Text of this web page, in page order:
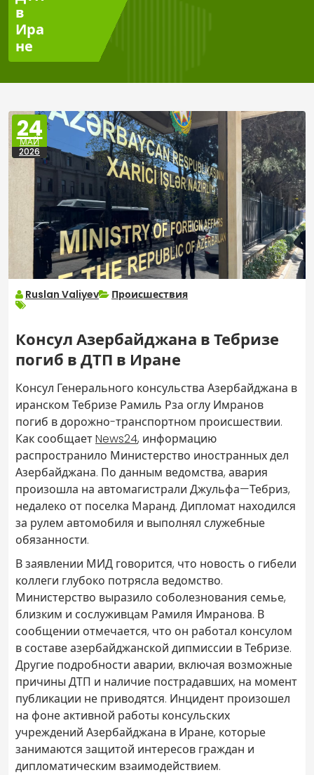
в
Ира
не
24
МАЙ
2026
Ruslan Valiyev Происшествия
Консул Азербайджана в Тебризе
погиб в ДТП в Иране
Консул Генерального консульства Азербайджана в
иранском Тебризе Рамиль Рза оглу Имранов
погиб в дорожно-транспортном происшествии.
Как сообщаетNews24, информацию
распространило Министерство иностранных дел
Азербайджана. По данным ведомства, авария
произошла на автомагистрали Джульфа—Тебриз,
недалеко от поселка Маранд. Дипломат находился
за рулем автомобиля и выполнял служебные
обязанности.
В заявлении МИД говорится, что новость о гибели
коллеги глубоко потрясла ведомство.
Министерство выразило соболезнования семье,
близким и сослуживцам Рамиля Имранова. В
сообщении отмечается, что он работал консулом
в составе азербайджанской дипмиссии в Тебризе.
Другие подробности аварии, включая возможные
причины ДТП и наличие пострадавших, на момент
публикации не приводятся. Инцидент произошел
на фоне активной работы консульских
учреждений Азербайджана в Иране, которые
занимаются защитой интересов граждан и
дипломатическим взаимодействием.